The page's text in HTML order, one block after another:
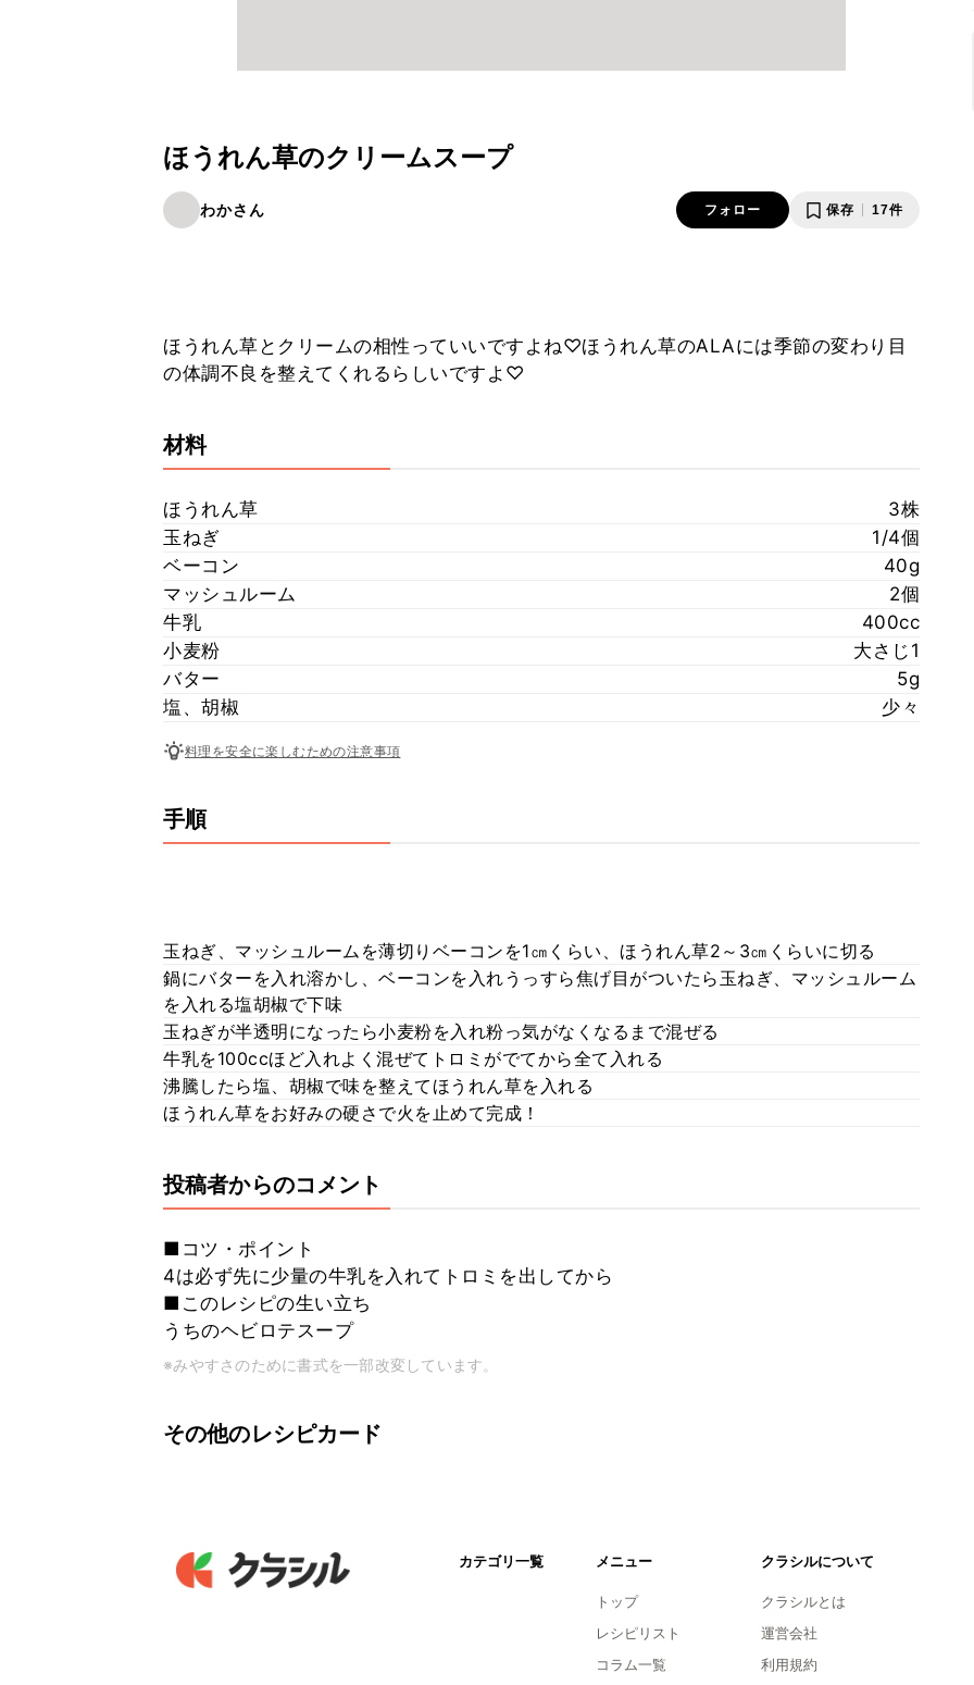
ほうれん草のクリームスープ
わかさん フォロー 保存 17件
ほうれん草とクリームの相性っていいですよね♡ほうれん草のALAには季節の変わり目
の体調不良を整えてくれるらしいですよ♡
材料
ほうれん草
3株
玉ねぎ
1/4個
ベーコン
40g
マッシュルーム
2個
牛乳
400cc
小麦粉
大さじ1
バター
5g
塩、胡椒
少々
料理を安全に楽しむための注意事項
手順
玉ねぎ、マッシュルームを薄切りベーコンを1㎝くらい、ほうれん草2～3㎝くらいに切る
鍋にバターを入れ溶かし、ベーコンを入れうっすら焦げ目がついたら玉ねぎ、マッシュルーム
を入れる塩胡椒で下味
玉ねぎが半透明になったら小麦粉を入れ粉っ気がなくなるまで混ぜる
牛乳を100ccほど入れよく混ぜてトロミがでてから全て入れる
沸騰したら塩、胡椒で味を整えてほうれん草を入れる
ほうれん草をお好みの硬さで火を止めて完成！
投稿者からのコメント
■コツ・ポイント
4は必ず先に少量の牛乳を入れてトロミを出してから
■このレシピの生い立ち
うちのヘビロテスープ
※みやすさのために書式を一部改変しています。
その他のレシピカード
カテゴリ一覧 メニュー
トップ
レシピリスト
コラム一覧
クラシルについて
クラシルとは
運営会社
利用規約